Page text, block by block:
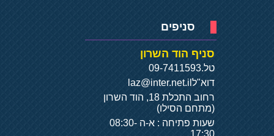
סניפים
סניף הוד השרון
טל.09-7411593
דוא"ל laz@inter.net.il
רחוב התכלת 18, הוד השרון
(מתחם הסילו)
שעות פתיחה : א-ה 08:30-